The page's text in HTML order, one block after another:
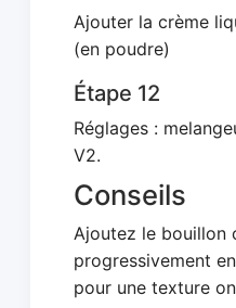
Ajouter la crème
(en poudre)
Étape 12
Réglages :
V2.
Conseils
Ajoutez le bouillon
progressivement
pour une texture